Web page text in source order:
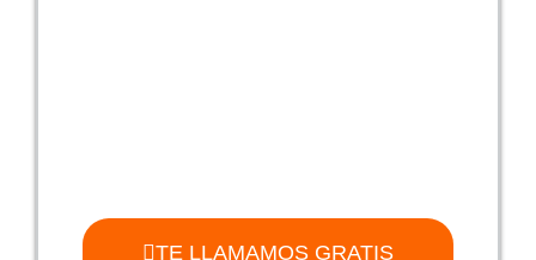
TE LLAMAMOS GRATIS